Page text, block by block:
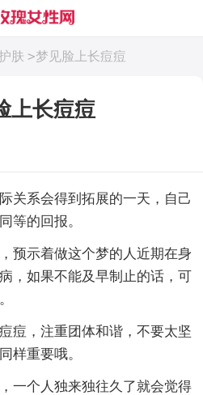
肤 >梦见脸上长痘痘
上长痘痘
系会得到拓展的一天，自己
等的回报。
示着做这个梦的人近期在身
，如果不能及早制止的话，可
，注重团体和谐，不要太坚
样重要哦。
个人独来独往久了就会觉得